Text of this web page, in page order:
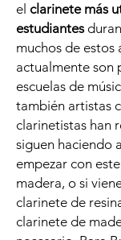
el clarinete más
estudiantes
muchos de estos
actualmente son
escuelas de
también artistas
clarinetistas han
siguen haciendo
empezar con
madera, o si
clarinete de
clarinete de